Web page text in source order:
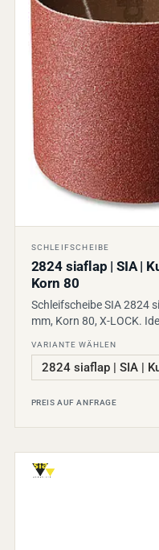
SCHLEIFSCHEIBE
2824 siaflap | SIA |
Korn 80
Schleifscheibe SIA 2824
mm, Korn 80, X-LOCK.
VARIANTE WÄHLEN
PREIS AUF ANFRAGE